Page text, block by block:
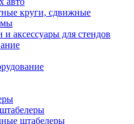
круги, сдвижные
и аксессуары для стендов
штабелеры